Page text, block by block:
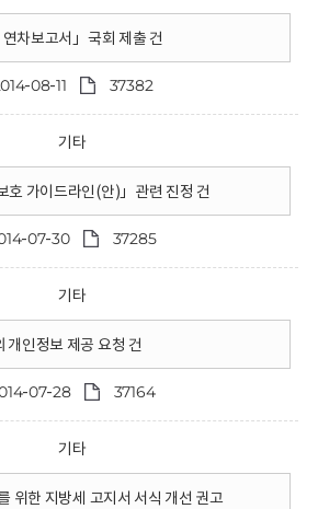
연차보고서」국회 제출 건
08-11 37382
기타
호 가이드라인(안)」관련 진정 건
07-30 37285
기타
개인정보 제공 요청 건
07-28 37164
기타
위한 지방세 고지서 서식 개선 권고